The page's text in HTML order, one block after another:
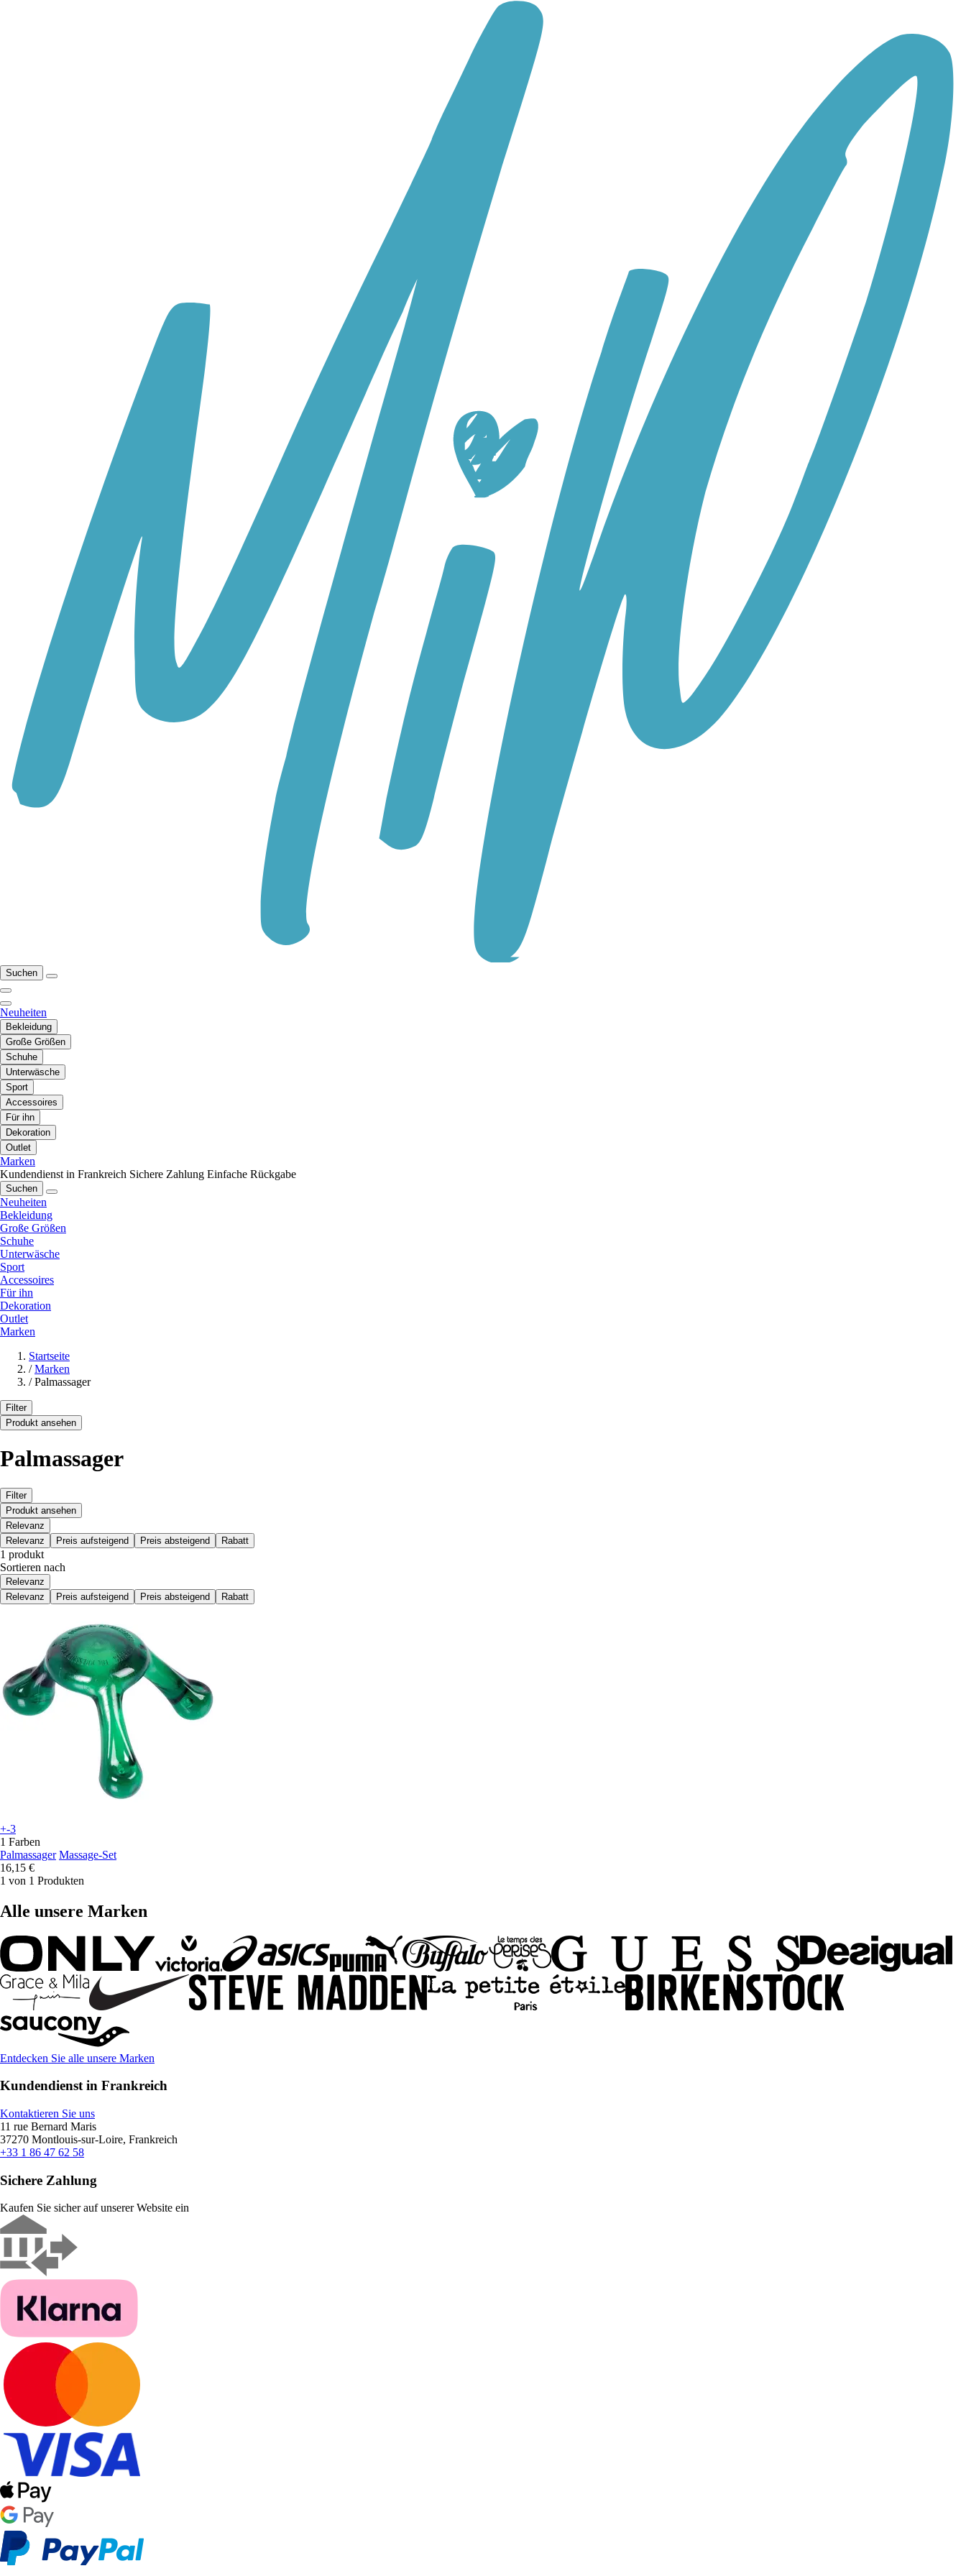
Suchen
Neuheiten
Bekleidung
Große Größen
Schuhe
Unterwäsche
Sport
Accessoires
Für ihn
Dekoration
Outlet
Marken
Kundendienst in Frankreich Sichere Zahlung Einfache Rückgabe
Suchen
Neuheiten
Bekleidung
Große Größen
Schuhe
Unterwäsche
Sport
Accessoires
Für ihn
Dekoration
Outlet
Marken
Startseite
/ Marken
/ Palmassager
Filter
Produkt ansehen
Palmassager
Filter
Produkt ansehen
Relevanz
Relevanz
Preis aufsteigend Preis absteigend Rabatt
1 produkt
Sortieren nach
Relevanz
Relevanz
Preis aufsteigend Preis absteigend Rabatt
+-3
1 Farben
Palmassager Massage-Set
16,15 €
1 von 1 Produkten
Alle unsere Marken
Entdecken Sie alle unsere Marken
Kundendienst in Frankreich
Kontaktieren Sie uns
11 rue Bernard Maris
37270 Montlouis-sur-Loire, Frankreich
+33 1 86 47 62 58
Sichere Zahlung
Kaufen Sie sicher auf unserer Website ein